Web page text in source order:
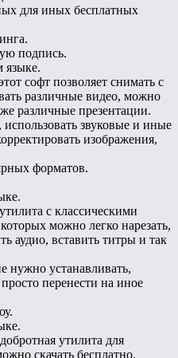
для иных бесплатных
подпись.
языке.
софт позволяет снимать с
различные видео, можно
различные презентации.
использовать звуковые и иные
изображения,
форматов.
с классическими
можно легко нарезать,
аудио, вставить титры и так
нужно устанавливать,
перенести на иное
утилита для
скачать бесплатно.